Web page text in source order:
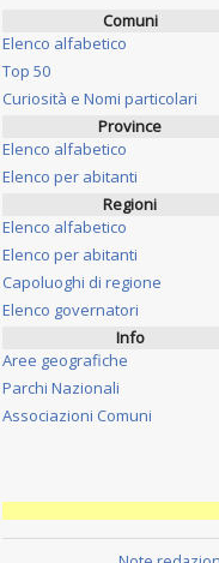
Comuni
Elenco alfabetico
Top 50
Curiosità e Nomi particolari
Province
Elenco alfabetico
Elenco per abitanti
Regioni
Elenco alfabetico
Elenco per abitanti
Capoluoghi di regione
Elenco governatori
Info
Aree geografiche
Parchi Nazionali
Associazioni Comuni